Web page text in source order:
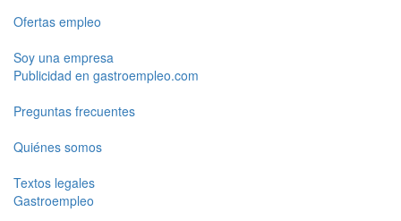
Ofertas empleo
Soy una empresa
Publicidad en gastroempleo.com
Preguntas frecuentes
Quiénes somos
Textos legales
Gastroempleo